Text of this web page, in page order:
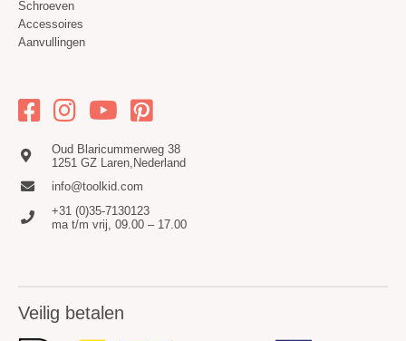
Schroeven
Accessoires
Aanvullingen
Oud Blaricummerweg 38
1251 GZ Laren,Nederland
info@toolkid.com
+31 (0)35-7130123
ma t/m vrij, 09.00 – 17.00
Veilig betalen